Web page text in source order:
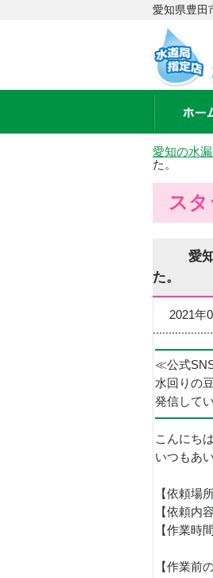
愛知県豊田
愛知の水
た。
ス
愛
た。
2021年
≪公式
水回りの
発信して
こんにちは
いつもあ
【依頼場
【依頼内
【作業時
【作業前